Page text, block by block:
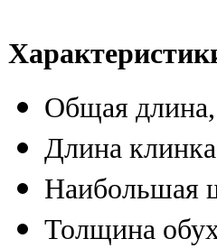
Общая
Длина
Наибольшая
Толщина